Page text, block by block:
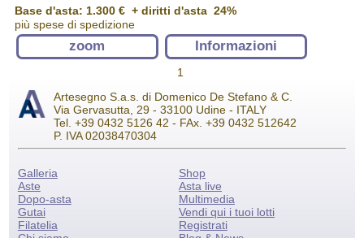
Base d'asta: 1.300 € + diritti d'asta 24%
più spese di spedizione
zoom Informazioni
1
Artesegno S.a.s. di Domenico De Stefano & C.
Via Gervasutta, 29 - 33100 Udine - ITALY
Tel. +39 0432 5126 42 - FAx. +39 0432 512642
P. IVA 02038470304
Galleria
Aste
Dopo-asta
Gutai
Filatelia
Shop
Asta live
Multimedia
Vendi qui i tuoi lotti
Registrati